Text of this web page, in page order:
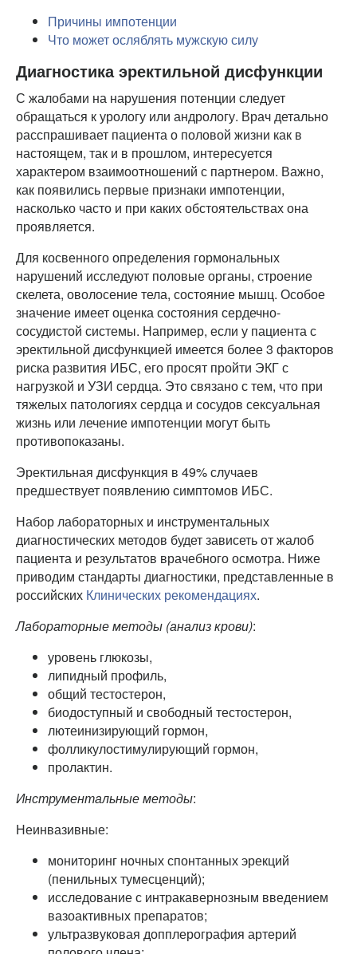
Причины импотенции
Что может осляблять мужскую силу
Диагностика эректильной дисфункции
С жалобами на нарушения потенции следует
обращаться к урологу или андрологу. Врач детально
расспрашивает пациента о половой жизни как в
настоящем, так и в прошлом, интересуется
характером взаимоотношений с партнером. Важно,
как появились первые признаки импотенции,
насколько часто и при каких обстоятельствах она
проявляется.
Для косвенного определения гормональных
нарушений исследуют половые органы, строение
скелета, оволосение тела, состояние мышц. Особое
значение имеет оценка состояния сердечно-
сосудистой системы. Например, если у пациента с
эректильной дисфункцией имеется более 3 факторов
риска развития ИБС, его просят пройти ЭКГ с
нагрузкой и УЗИ сердца. Это связано с тем, что при
тяжелых патологиях сердца и сосудов сексуальная
жизнь или лечение импотенции могут быть
противопоказаны.
Эректильная дисфункция в 49% случаев
предшествует появлению симптомов ИБС.
Набор лабораторных и инструментальных
диагностических методов будет зависеть от жалоб
пациента и результатов врачебного осмотра. Ниже
приводим стандарты диагностики, представленные в
российских Клинических рекомендациях.
Лабораторные методы (анализ крови):
уровень глюкозы,
липидный профиль,
общий тестостерон,
биодоступный и свободный тестостерон,
лютеинизирующий гормон,
фолликулостимулирующий гормон,
пролактин.
Инструментальные методы:
Неинвазивные:
мониторинг ночных спонтанных эрекций
(пенильных тумесценций);
исследование с интракавернозным введением
вазоактивных препаратов;
ультразвуковая допплерография артерий